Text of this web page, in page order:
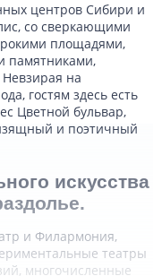
центров Сибири и
со сверкающими
площадями,
памятниками,
на
гостям здесь есть
Цветной бульвар,
и поэтичный
искусства
и Филармония,
театры
многочисленные